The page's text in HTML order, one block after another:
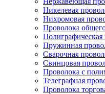
Никелевая
Нихромовая
Проволока
Полиграфическая
Пружинная
Сварочная
Свинцовая
Проволока с
Телеграфная
Проволока